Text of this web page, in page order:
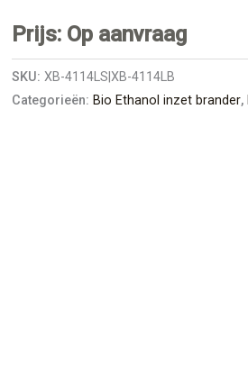
Prijs: Op aanvraag
SKU:XB-4114LS|XB-4114LB
Categorieën: Bio Ethanol inzet brander,